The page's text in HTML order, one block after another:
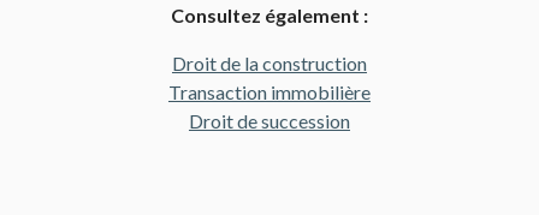
Consultez également :
Droit de la construction
Transaction immobilière
Droit de succession